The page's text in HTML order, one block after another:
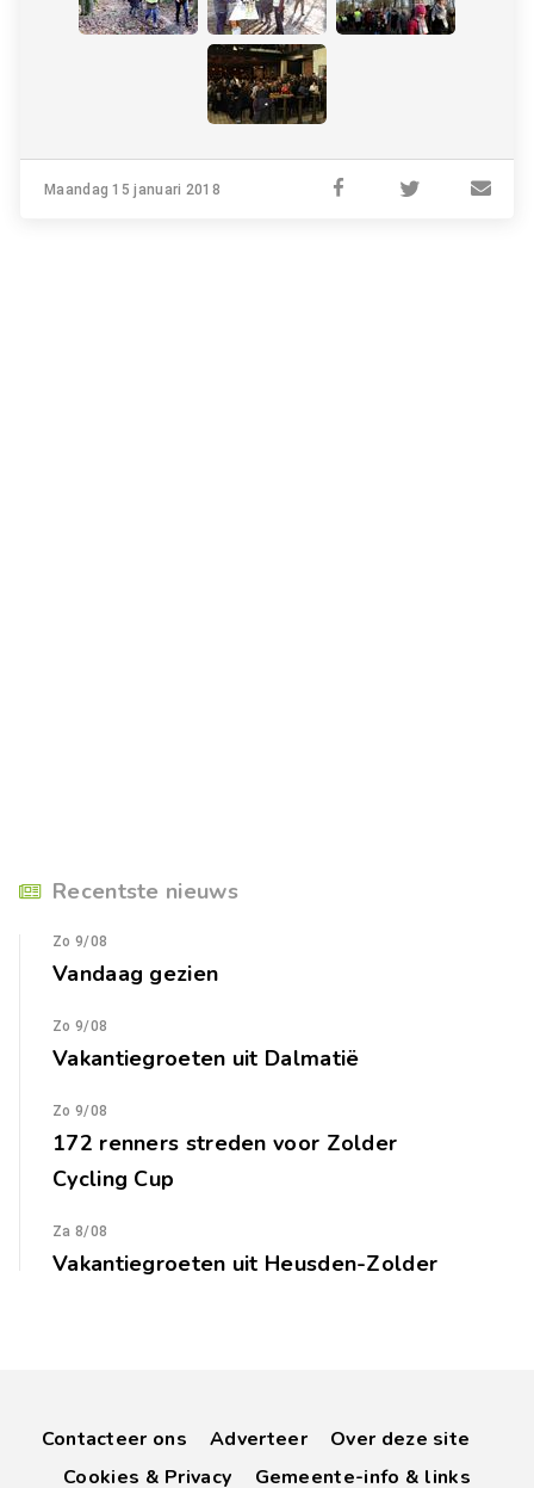
Maandag 15 januari 2018
Recentste nieuws
Zo 9/08
Vandaag gezien
Zo 9/08
Vakantiegroeten uit Dalmatië
Zo 9/08
172 renners streden voor Zolder
Cycling Cup
Za 8/08
Vakantiegroeten uit Heusden-Zolder
Contacteer ons Adverteer
Over deze site
Cookies & Privacy
Gemeente-info & links